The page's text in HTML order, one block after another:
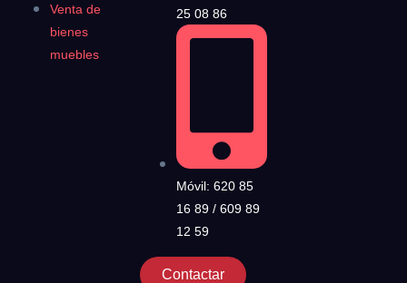
Venta de
bienes
muebles
25 08 86
Móvil: 620 85
16 89 / 609 89
12 59
Contactar